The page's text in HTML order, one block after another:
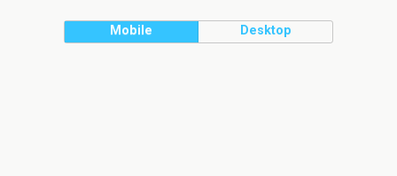
Mobile Desktop